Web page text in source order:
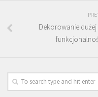
Dekorowanie dużej